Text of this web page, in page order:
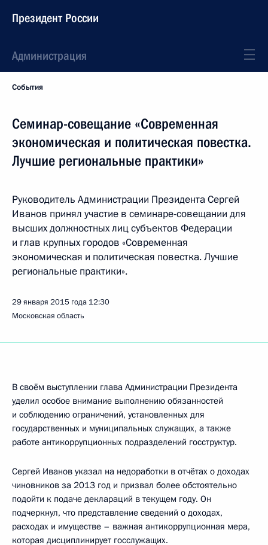
Президент России
Администрация
События
Семинар-совещание «Современная
экономическая и политическая повестка.
Лучшие региональные практики»
Руководитель Администрации Президента Сергей
Иванов принял участие в семинаре-совещании для
высших должностных лиц субъектов Федерации
и глав крупных городов «Современная
экономическая и политическая повестка. Лучшие
региональные практики».
29 января 2015 года 12:30
Московская область
В своём выступлении глава Администрации Президента
уделил особое внимание выполнению обязанностей
и соблюдению ограничений, установленных для
государственных и муниципальных служащих, а также
работе антикоррупционных подразделений госструктур.
Сергей Иванов указал на недоработки в отчётах о доходах
чиновников за 2013 год и призвал более обстоятельно
подойти к подаче деклараций в текущем году. Он
подчеркнул, что представление сведений о доходах,
расходах и имуществе – важная антикоррупционная мера,
которая дисциплинирует госслужащих.